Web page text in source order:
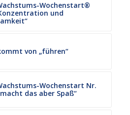
Wochenstart®
und
von „führen“
Wochenstart Nr.
macht das aber Spaß“